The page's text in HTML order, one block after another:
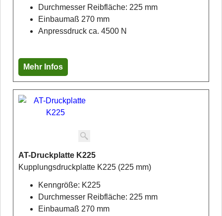
Durchmesser Reibfläche: 225 mm
Einbaumaß 270 mm
Anpressdruck ca. 4500 N
Mehr Infos
AT-Druckplatte K225
Kupplungsdruckplatte K225 (225 mm)
Kenngröße: K225
Durchmesser Reibfläche: 225 mm
Einbaumaß 270 mm